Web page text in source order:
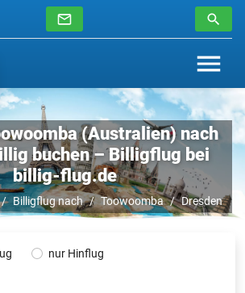
(Australien) nach
buchen – Billigflug bei
billig-flug.de
Billigflug nach Toowoomba Dresden
nur Hinflug